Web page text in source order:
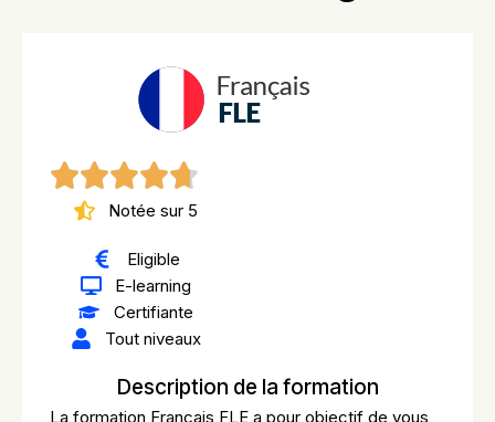
Notée sur 5
Eligible
E-learning
Certifiante
Tout niveaux
Description de la formation
La formation Français FLE a pour objectif de vous